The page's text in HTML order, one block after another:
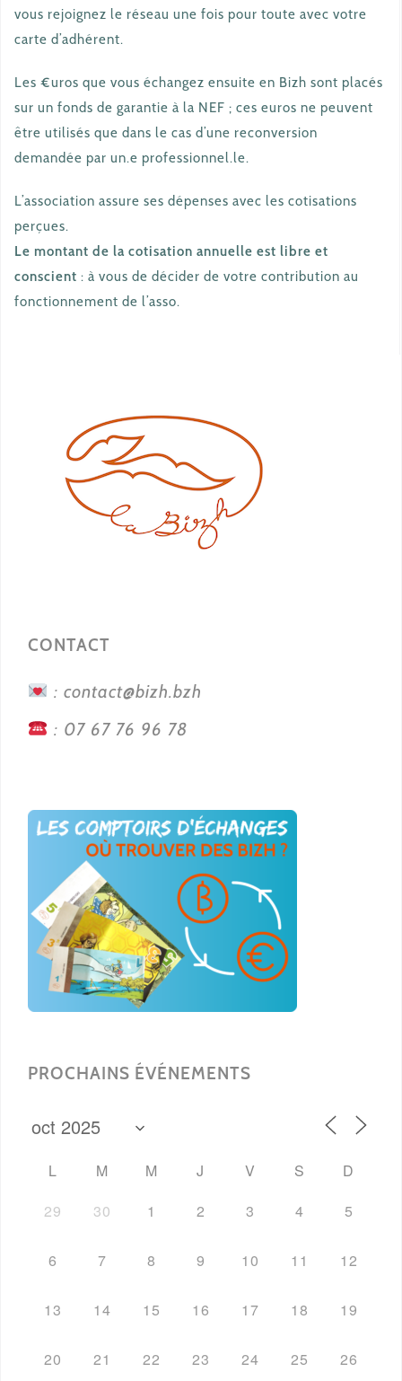
vous rejoignez le réseau une fois pour toute avec votre
carte d’adhérent.
Les €uros que vous échangez ensuite en Bizh sont placés
sur un fonds de garantie à la NEF ; ces euros ne peuvent
être utilisés que dans le cas d’une reconversion
demandée par un.e professionnel.le.
L’association assure ses dépenses avec les cotisations
perçues.
Le montant de la cotisation annuelle est libre et
conscient : à vous de décider de votre contribution au
fonctionnement de l’asso.
CONTACT
: contact@bizh.bzh
: 07 67 76 96 78
PROCHAINS ÉVÉNEMENTS
L M M J V S
D
29
30 1 2 3 4 5
6 7 8 9 10 11 12
13 14 15 16 17 18 19
20 21 22 23 24 25 26